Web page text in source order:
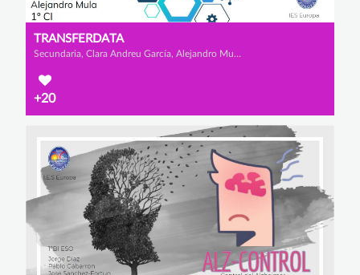
TRANSFERDATA
Secundaria, Clara Andreu García, Alejandro Mula López y Mª Carmen Sánchez Escarabajal
+20